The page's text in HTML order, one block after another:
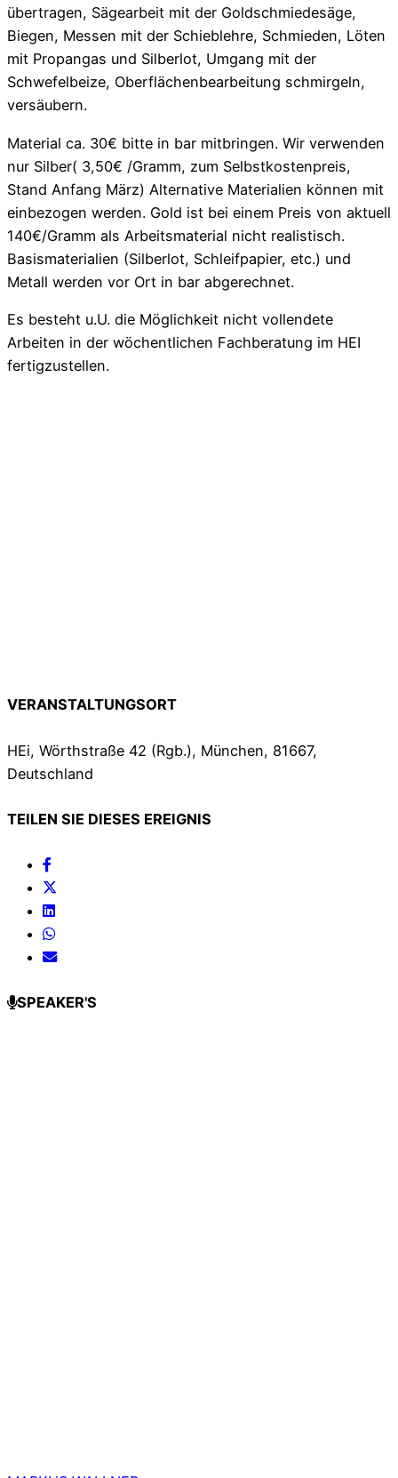
übertragen, Sägearbeit mit der Goldschmiedesäge,
Biegen, Messen mit der Schieblehre, Schmieden, Löten
mit Propangas und Silberlot, Umgang mit der
Schwefelbeize, Oberflächenbearbeitung schmirgeln,
versäubern.
Material ca. 30€ bitte in bar mitbringen. Wir verwenden
nur Silber( 3,50€ /Gramm, zum Selbstkostenpreis,
Stand Anfang März) Alternative Materialien können mit
einbezogen werden. Gold ist bei einem Preis von aktuell
140€/Gramm als Arbeitsmaterial nicht realistisch.
Basismaterialien (Silberlot, Schleifpapier, etc.) und
Metall werden vor Ort in bar abgerechnet.
Es besteht u.U. die Möglichkeit nicht vollendete
Arbeiten in der wöchentlichen Fachberatung im HEI
fertigzustellen.
VERANSTALTUNGSORT
HEi, Wörthstraße 42 (Rgb.), München, 81667,
Deutschland
TEILEN SIE DIESES EREIGNIS
SPEAKER'S